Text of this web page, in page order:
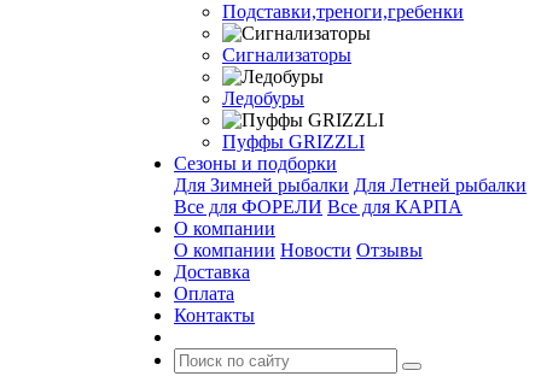
Подставки,треноги,гребенки
Сигнализаторы
Ледобуры
Пуффы GRIZZLI
Сезоны и подборки
Для Зимней рыбалки Для Летней рыбалки
Все для ФОРЕЛИ Все для КАРПА
О компании
О компании Новости Отзывы
Доставка
Оплата
Контакты